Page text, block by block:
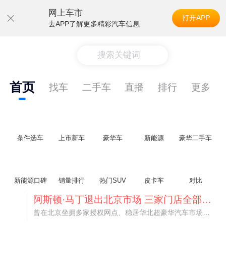
网上车市
去APP了解更多精彩汽车信息
打开APP
搜索关键词
首页 找车 二手车 直播 排行 更多
条件选车 上市新车 豪华车 新能源 豪华二手车
新能源口碑 销量排行 热门SUV 皮卡车 对比
不要伤了余承东的心！不内卷价格的华为，弥足珍贵！
纵观鸿蒙智行一路走来的发展路径，很难得地走出了一条和当下车市截然不同的道路：不靠降价走量、不参与低端价格厮杀，始终以技术迭代、架构创新、智能化体验升级、整车品质突破作为核心驱动力，稳步实现产品价值向上、品牌价格带稳步攀升。